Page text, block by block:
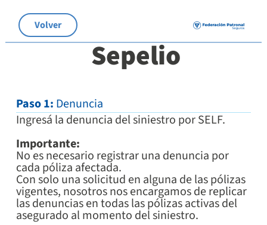
Volver
Sepelio
Paso 1: Denuncia
Ingresá la denuncia del siniestro por SELF.
Importante:
No es necesario registrar una denuncia por
cada póliza afectada.
Con solo una solicitud en alguna de las pólizas
vigentes, nosotros nos encargamos de replicar
las denuncias en todas las pólizas activas del
asegurado al momento del siniestro.